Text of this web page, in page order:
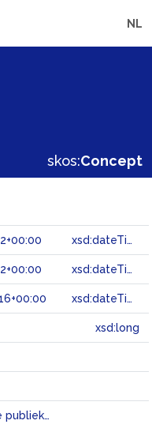
NL
skos:Concept
xsd:dateTime
xsd:dateTime
xsd:dateTime
xsd:long
beeldvorming in de publieke opinie van een persoon, organisatie of geografische eenheid